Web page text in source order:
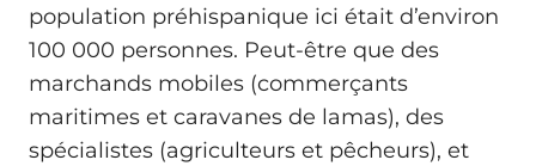
population préhispanique ici était d’environ
100 000 personnes. Peut-être que des
marchands mobiles (commerçants
maritimes et caravanes de lamas), des
spécialistes (agriculteurs et pêcheurs), et